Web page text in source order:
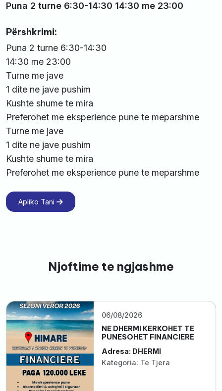
Puna 2 turne 6:30-14:30 14:30 me 23:00
Përshkrimi:
Puna 2 turne 6:30-14:30
14:30 me 23:00
Turne me jave
1 dite ne jave pushim
Kushte shume te mira
Preferohet me eksperience pune te meparshme
Turne me jave
1 dite ne jave pushim
Kushte shume te mira
Preferohet me eksperience pune te meparshme
Apliko Tani
Njoftime te ngjashme
06/08/2026
NE DHERMI KERKOHET TE
PUNESOHET FINANCIERE
Adresa: DHERMI
Kategoria: Te Tjera